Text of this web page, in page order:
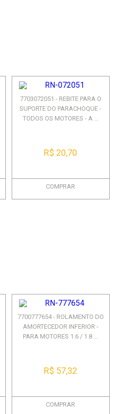
7703072051 - REBITE PARA O
SUPORTE DO PARACHOQUE -
TODOS OS MOTORES - A ...
R$ 20,70
COMPRAR
7700777654 - ROLAMENTO DO
AMORTECEDOR INFERIOR -
PARA MOTORES 1.6 / 1.8 ...
R$ 57,32
COMPRAR